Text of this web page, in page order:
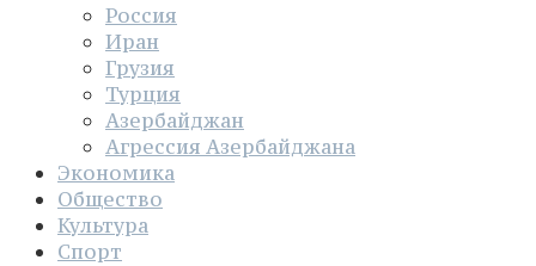
Россия
Иран
Грузия
Турция
Азербайджан
Агрессия Азербайджана
Экономика
Общество
Культура
Спорт